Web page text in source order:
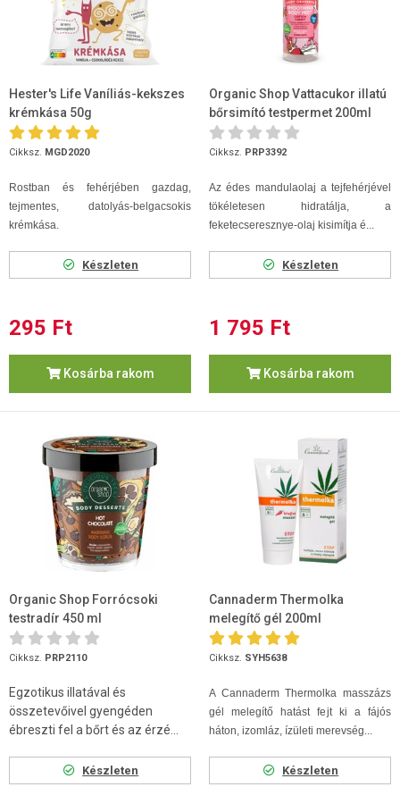
Hester's Life Vaníliás-kekszes
krémkása 50g
Cikksz. MGD2020
Rostban és fehérjében gazdag,
tejmentes, datolyás-belgacsokis
krémkása.
Készleten
295 Ft
Kosárba rakom
Organic Shop Vattacukor illatú
bőrsimító testpermet 200ml
Cikksz. PRP3392
Az édes mandulaolaj a tejfehérjével
tökéletesen hidratálja, a
feketecseresznye-olaj kisimítja é...
Készleten
1 795 Ft
Kosárba rakom
Organic Shop Forrócsoki
testradír 450 ml
Cikksz. PRP2110
Egzotikus illatával és
összetevőivel gyengéden
ébreszti fel a bőrt és az érzé...
Készleten
Cannaderm Thermolka
melegítő gél 200ml
Cikksz. SYH5638
A Cannaderm Thermolka masszázs
gél melegítő hatást fejt ki a fájós
háton, izomláz, ízületi merevség...
Készleten